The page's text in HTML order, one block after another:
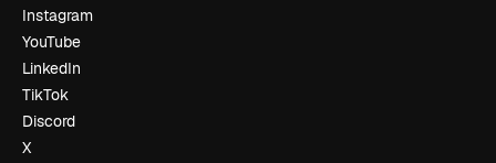
Instagram
YouTube
LinkedIn
TikTok
Discord
X